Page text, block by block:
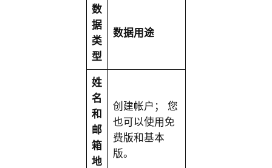
数
据
类
型
数据用途
姓
名
和
邮
箱
地
创建帐户； 您
也可以使用免
费版和基本
版。